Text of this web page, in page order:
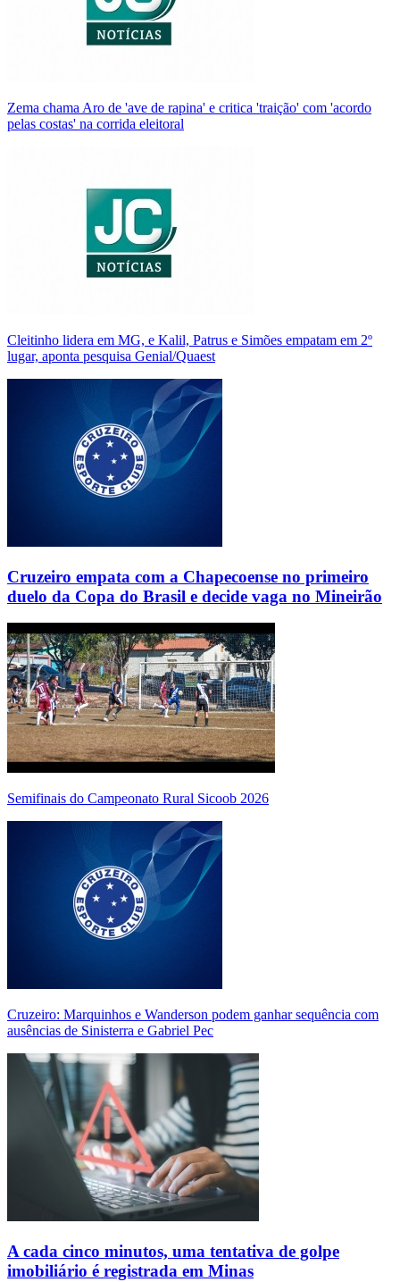
Zema chama Aro de 'ave de rapina' e critica 'traição' com 'acordo
pelas costas' na corrida eleitoral
Cleitinho lidera em MG, e Kalil, Patrus e Simões empatam em 2º
lugar, aponta pesquisa Genial/Quaest
Cruzeiro empata com a Chapecoense no primeiro
duelo da Copa do Brasil e decide vaga no Mineirão
Semifinais do Campeonato Rural Sicoob 2026
Cruzeiro: Marquinhos e Wanderson podem ganhar sequência com
ausências de Sinisterra e Gabriel Pec
A cada cinco minutos, uma tentativa de golpe
imobiliário é registrada em Minas